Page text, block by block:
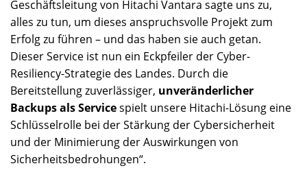
Geschäftsleitung von Hitachi Vantara sagte uns zu,
alles zu tun, um dieses anspruchsvolle Projekt zum
Erfolg zu führen – und das haben sie auch getan.
Dieser Service ist nun ein Eckpfeiler der Cyber-
Resiliency-Strategie des Landes. Durch die
Bereitstellung zuverlässiger, unveränderlicher
Backups als Servicespielt unsere Hitachi-Lösung eine
Schlüsselrolle bei der Stärkung der Cybersicherheit
und der Minimierung der Auswirkungen von
Sicherheitsbedrohungen“.